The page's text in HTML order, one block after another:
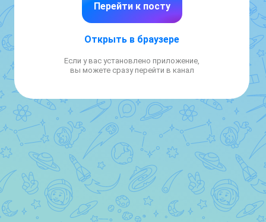
Перейти к посту
Открыть в браузере
Если у вас установлено приложение,
вы можете сразу перейти в канал